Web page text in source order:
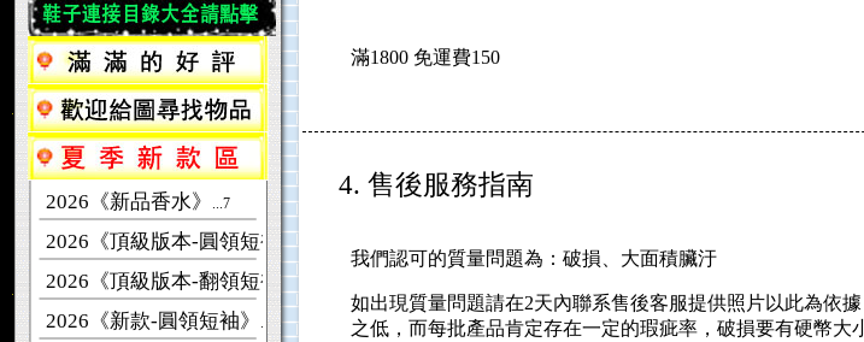
2026《新品香水》 ...7
2026《頂級版本-圓領短袖》
2026《頂級版本-翻領短袖》
2026《新款-圓領短袖》 ...28940
滿1800 免運費150
4. 售後服務指南
我們認可的質量問題為：破損、大面積臟汙
如出現質量問題請在2天內聯系售後客服提供照片以此為依
之低，而每批產品肯定存在一定的瑕疵率，破損要有硬幣